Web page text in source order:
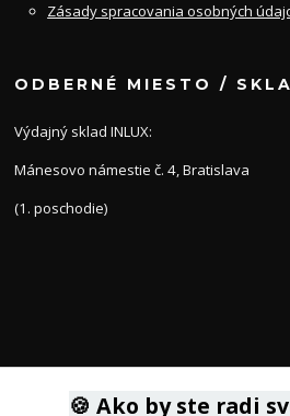
Zásady spracovania osobných
ODBERNÉ MIESTO /
Výdajný sklad INLUX:
Mánesovo námestie č. 4, Bratislava
(1. poschodie)
KONTAKTY
🍪 Ako by ste radi